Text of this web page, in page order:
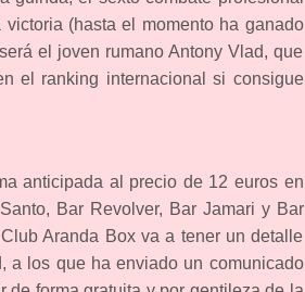
(hasta el momento ha ganado
el joven rumano Antony Vlad, que
el ranking internacional si consigue
anticipada al precio de 12 euros en
Bar Revolver, Bar Jamari y Bar
Aranda Box va a tener un detalle
a los que ha enviado un comunicado